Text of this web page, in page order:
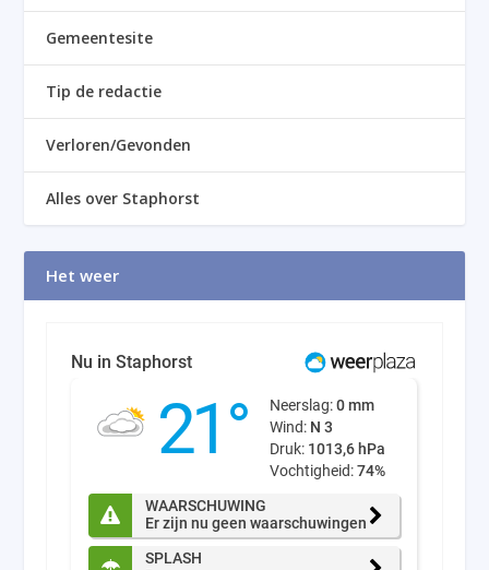
Gemeentesite
Tip de redactie
Verloren/Gevonden
Alles over Staphorst
Het weer